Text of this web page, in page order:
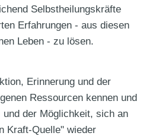
Selbstheilungskräfte
Erfahrungen - aus diesen
Leben - zu lösen.
Erinnerung und der
Ressourcen kennen und
der Möglichkeit, sich an
Kraft-Quelle" wieder